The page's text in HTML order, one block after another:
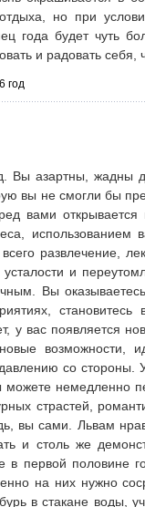
но при
года будет чуть
и радовать себя,
год
азартны, жадны
вы не смогли бы
вами
развлечение,
и
Вы
у вас появляется
возможности,
со стороны.
немедленно
страстей,
вы сами. Львам
и столь же
первой половине
на них нужно
в стакане воды,